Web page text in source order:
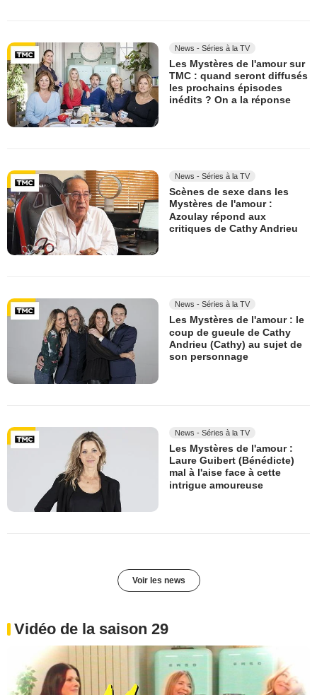
News - Séries à la TV
Les Mystères de l'amour sur
TMC : quand seront diffusés
les prochains épisodes
inédits ? On a la réponse
News - Séries à la TV
Scènes de sexe dans les
Mystères de l'amour :
Azoulay répond aux
critiques de Cathy Andrieu
News - Séries à la TV
Les Mystères de l'amour : le
coup de gueule de Cathy
Andrieu (Cathy) au sujet de
son personnage
News - Séries à la TV
Les Mystères de l'amour :
Laure Guibert (Bénédicte)
mal à l'aise face à cette
intrigue amoureuse
Voir les news
Vidéo de la saison 29